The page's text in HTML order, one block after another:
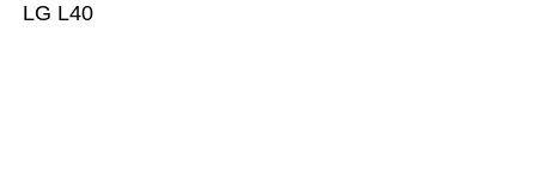
LG L40